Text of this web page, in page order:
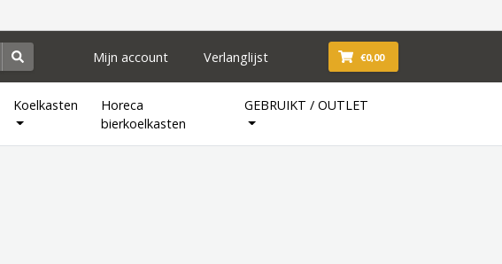
Mijn account Verlanglijst €0,00
Koelkasten
Horeca
bierkoelkasten
GEBRUIKT / OUTLET